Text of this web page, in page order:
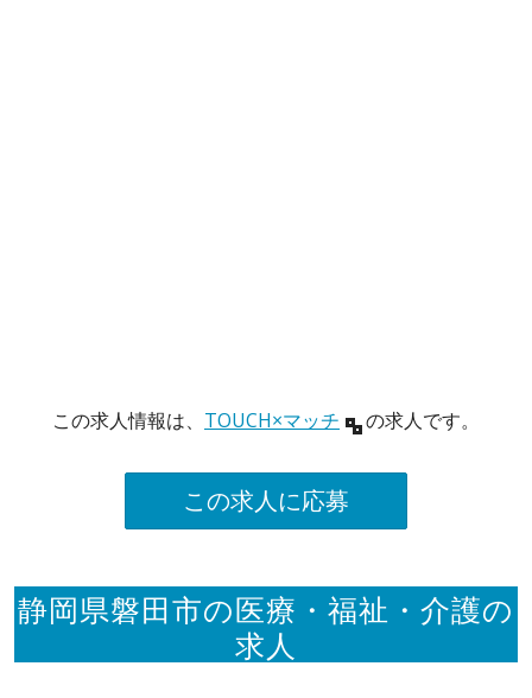
この求人情報は、 TOUCH×マッチ の求人です。
この求人に応募
静岡県磐田市の医療・福祉・介護の
求人